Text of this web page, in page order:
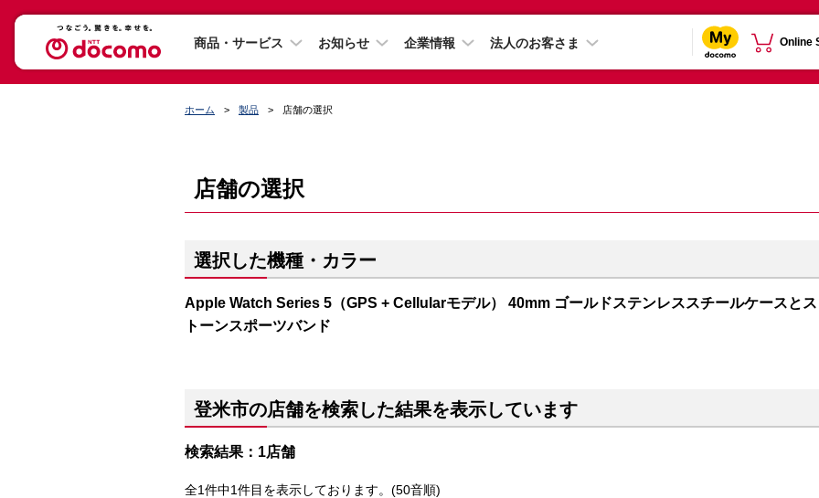
商品・サービス お知らせ 企業情報 法人のお客さま Online
ホーム 製品 店舗の選択
店舗の選択
選択した機種・カラー
Apple Watch Series 5（GPS + Cellularモデル） 40mm ゴールドステンレススチールケースとス
トーンスポーツバンド
登米市の店舗を検索した結果を表示しています
検索結果：1店舗
全1件中1件目を表示しております。(50音順)